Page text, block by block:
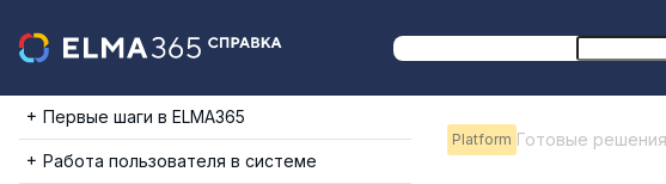
Первые шаги в ELMA365
Работа пользователя в системе
Platform Готовые